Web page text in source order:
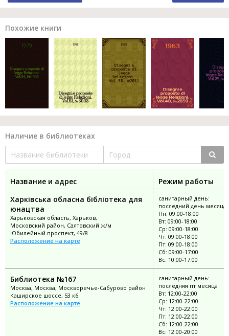
Похожие книги
Наличие в библиотеках
Название и адрес
Режим работы
Харківська обласна бібліотека для
юнацтва
Харьковская область, Харьков,
Московский район, Салтовский ж/м
Юбилейный проспект, 49/8
Расположение на карте
санитарный день:
последний день месяца
Пн: 09:00-18:00
Вт: 09:00-18:00
Ср: 09:00-18:00
Чт: 09:00-18:00
Пт: 09:00-18:00
Сб: 09:00-17:00
Вс: 10:00-17:00
Библиотека №167
Москва, Москва, Москворечье-Сабурово район
Каширское шоссе, 53 к6
Расположение на карте
санитарный день:
последняя пт месяца
Вт: 12:00-22:00
Ср: 12:00-22:00
Чт: 12:00-22:00
Пт: 12:00-22:00
Сб: 12:00-22:00
Вс: 12:00-20:00